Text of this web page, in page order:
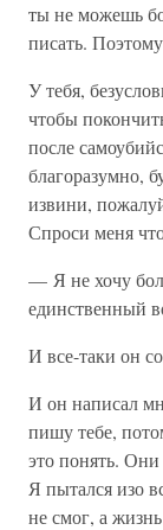
ты не можешь
писать.
У тебя,
чтобы
после
благоразумно,
извини,
Спроси меня
— Я не хочу
единственный
И все-таки он
И он написал
пишу тебе,
это понять. Они
Я пытался изо
не смог, а